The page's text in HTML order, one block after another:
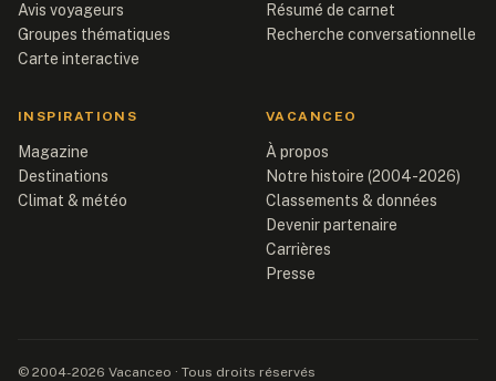
Avis voyageurs
Groupes thématiques
Carte interactive
Résumé de carnet
Recherche conversationnelle
INSPIRATIONS
Magazine
Destinations
Climat & météo
VACANCEO
À propos
Notre histoire (2004-2026)
Classements & données
Devenir partenaire
Carrières
Presse
© 2004-2026 Vacanceo · Tous droits réservés